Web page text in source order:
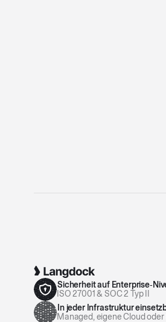
Sicherheit auf
ISO 27001 & SOC 2 Typ II
In jeder Infrastruktur
Managed, eigene Cloud oder